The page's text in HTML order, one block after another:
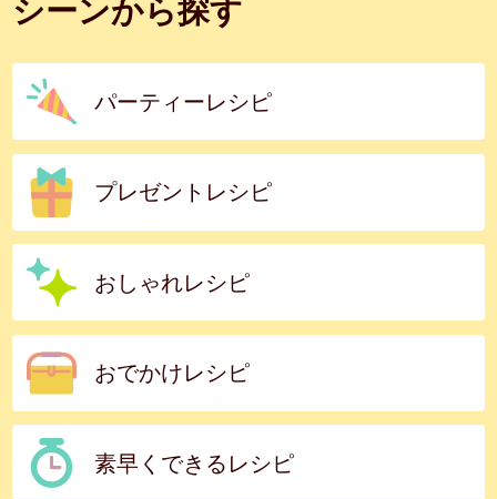
シーンから探す
パーティーレシピ
プレゼントレシピ
おしゃれレシピ
おでかけレシピ
素早くできるレシピ